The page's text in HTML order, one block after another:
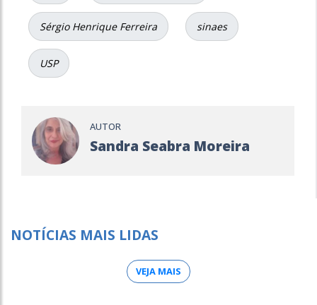
Sérgio Henrique Ferreira sinaes
USP
AUTOR
Sandra Seabra Moreira
NOTÍCIAS MAIS LIDAS
VEJA MAIS